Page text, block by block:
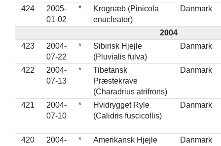
424
2005-
01-02
*
Krognæb (Pinicola
enucleator)
Danmark
2004
423
2004-
07-22
*
Sibirisk Hjejle
(Pluvialis fulva)
Danmark
422
2004-
07-13
*
Tibetansk
Præstekrave
(Charadrius atrifrons)
Danmark
421
2004-
07-10
*
Hvidrygget Ryle
(Calidris fuscicollis)
Danmark
420
2004-
*
Amerikansk Hjejle
Danmark